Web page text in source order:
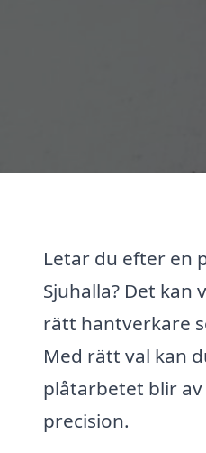
Letar du efter en
Sjuhalla? Det
rätt hantverkare
Med rätt val kan
plåtarbetet blir
precision.